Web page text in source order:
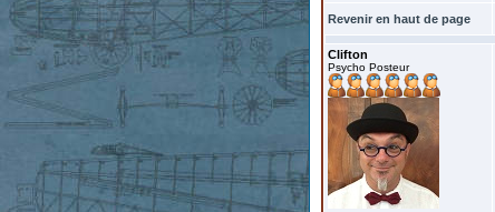
Revenir en haut de page
Clifton
Psycho Posteur